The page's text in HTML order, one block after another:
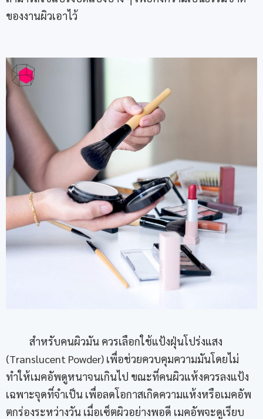
ของงานผิวเอาไว้
สำหรับคนผิวมัน ควรเลือกใช้แป้งฝุ่นโปร่งแสง
(Translucent Powder) เพื่อช่วยควบคุมความมันโดยไม่
ทำให้เมคอัพดูหนาจนเกินไป ขณะที่คนผิวแห้งควรลงแป้ง
เฉพาะจุดที่จำเป็น เพื่อลดโอกาสเกิดความแห้งหรือเมคอัพ
ตกร่องระหว่างวัน เมื่อเซ็ตผิวอย่างพอดี เมคอัพจะดูเรียบ